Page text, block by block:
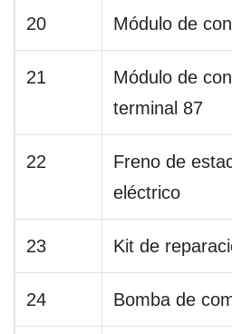
20 Módulo de
21
Módulo de
terminal 87
22
Freno de
eléctrico
23 Kit de
24 Bomba de